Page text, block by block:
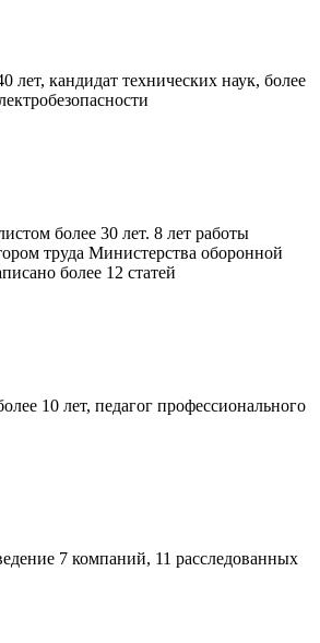
лет, кандидат технических наук, более
более 30 лет. 8 лет работы
труда Министерства оборонной
более 12 статей
10 лет, педагог профессионального
7 компаний, 11 расследованных